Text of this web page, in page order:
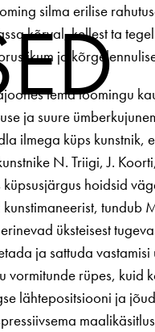
silma erilise
kõrval, kellest ta
ja
tema loo­mingu
ja suure
ilmega küps
N. Triigi, J.
hoidsid
tundub
üksteisest
ja sattuda
vormitunde rüpes, kuid
lähtepositsiooni ja